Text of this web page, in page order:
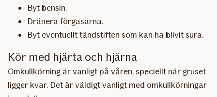
Byt bensin.
Dränera förgasarna.
Byt eventuellt tändstiften som kan ha blivit sura.
Kör med hjärta och hjärna
Omkullkörning är vanligt på våren, speciellt när gruset
ligger kvar. Det är väldigt vanligt med omkullkörningar